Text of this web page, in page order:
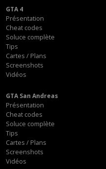
GTA 4
Présentation
Cheat codes
Soluce complète
Tips
Cartes / Plans
Screenshots
Vidéos
GTA San Andreas
Présentation
Cheat codes
Soluce complète
Tips
Cartes / Plans
Screenshots
Vidéos